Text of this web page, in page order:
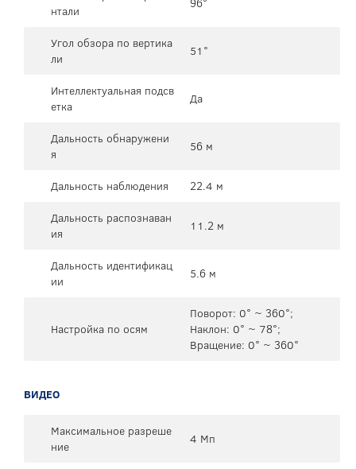
нтали
Угол обзора по вертика
ли
51°
Интеллектуальная подсв
етка
Да
Дальность обнаружени
я
56 м
Дальность наблюдения
22.4 м
Дальность распознаван
ия
11.2 м
Дальность идентификац
ии
5.6 м
Настройка по осям
Поворот: 0° ~ 360°;
Наклон: 0° ~ 78°;
Вращение: 0° ~ 360°
ВИДЕО
Максимальное разреше
ние
4 Мп